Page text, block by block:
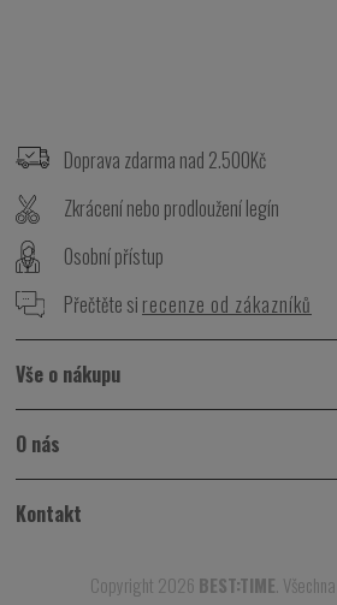
Doprava zdarma nad 2.500Kč
Zkrácení nebo prodloužení legín
Osobní přístup
Přečtěte si recenze od zákazníků
Vše o nákupu
O nás
Kontakt
Copyright 2026 BEST:TIME.